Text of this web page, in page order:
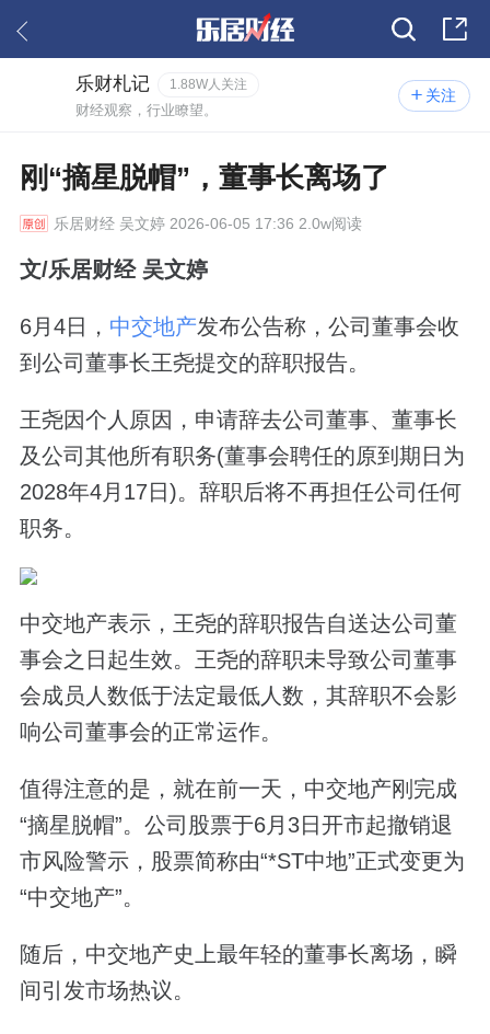
关注
乐财札记 1.88W人关注
财经观察，行业瞭望。
刚“摘星脱帽”，董事长离场了
乐居财经吴文婷 2026-06-05 17:36 2.0w阅读
文/乐居财经 吴文婷
6月4日， 中交地产发布公告称，公司董事会收
到公司董事长王尧提交的辞职报告。
王尧因个人原因，申请辞去公司董事、董事长
及公司其他所有职务(董事会聘任的原到期日为
2028年4月17日)。辞职后将不再担任公司任何
职务。
中交地产表示，王尧的辞职报告自送达公司董
事会之日起生效。王尧的辞职未导致公司董事
会成员人数低于法定最低人数，其辞职不会影
响公司董事会的正常运作。
值得注意的是，就在前一天，中交地产刚完成
“摘星脱帽”。公司股票于6月3日开市起撤销退
市风险警示，股票简称由“*ST中地”正式变更为
“中交地产”。
随后，中交地产史上最年轻的董事长离场，瞬
间引发市场热议。